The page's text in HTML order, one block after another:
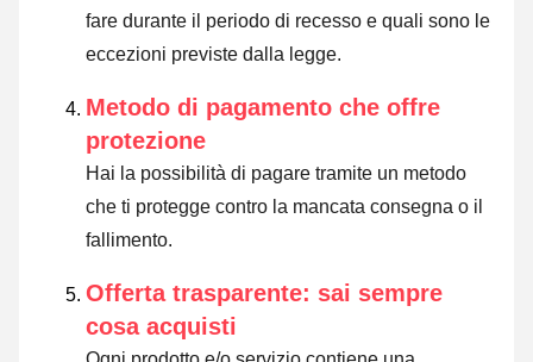
fare durante il periodo di recesso e quali sono le
eccezioni previste dalla legge.
Metodo di pagamento che offre
protezione
Hai la possibilità di pagare tramite un metodo
che ti protegge contro la mancata consegna o il
fallimento.
Offerta trasparente: sai sempre
cosa acquisti